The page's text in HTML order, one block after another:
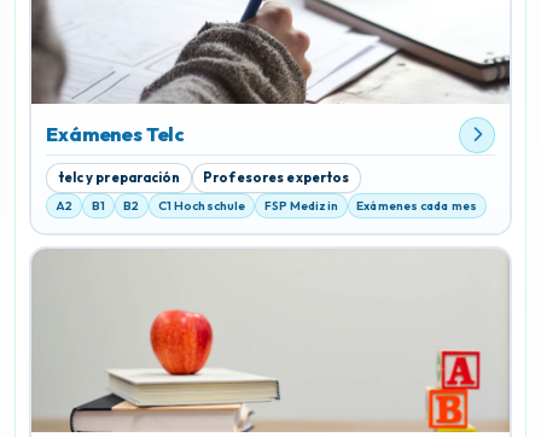
Exámenes Telc
telc y preparación Profesores expertos
A2 B1 B2 C1 Hochschule FSP Medizin Exámenes cada mes